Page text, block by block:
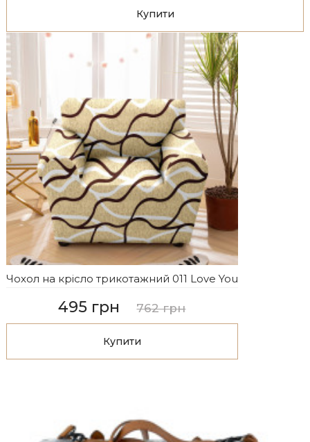
Купити
Чохол на крісло трикотажний 011 Love You
495 грн 762 грн
Купити